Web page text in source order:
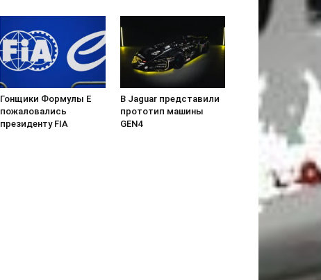
Гонщики Формулы Е
пожаловались
президенту FIA
В Jaguar представили
прототип машины
GEN4